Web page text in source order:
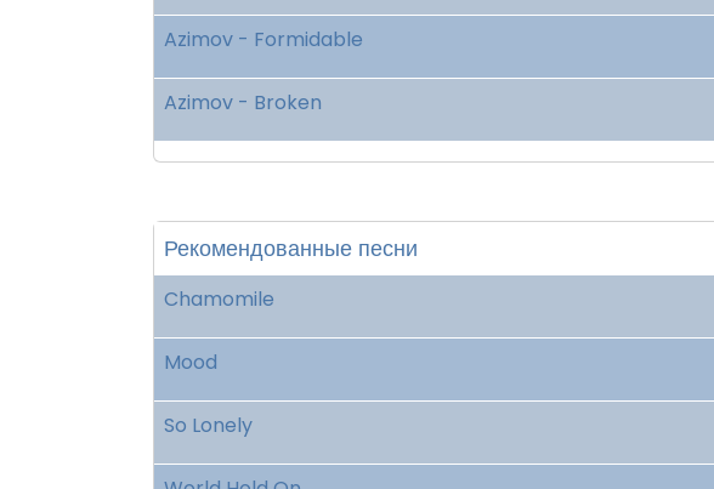
Azimov - Formidable
Azimov - Broken
Рекомендованные песни
Chamomile
Mood
So Lonely